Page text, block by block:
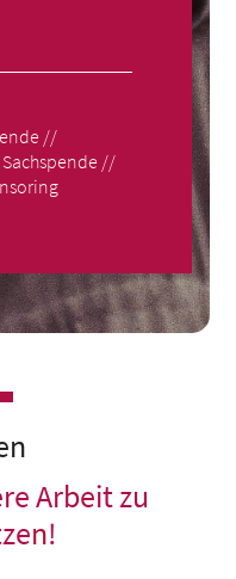
//
Sachspende //
Arbeit zu